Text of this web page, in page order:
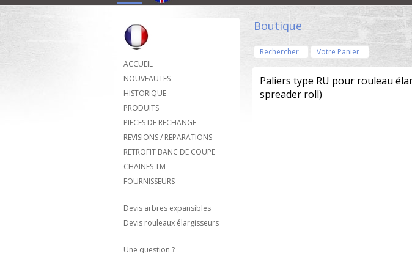
ACCUEIL
NOUVEAUTES
HISTORIQUE
PRODUITS
PIECES DE RECHANGE
REVISIONS / REPARATIONS
RETROFIT BANC DE COUPE
CHAINES TM
FOURNISSEURS
Devis arbres expansibles
Devis rouleaux élargisseurs
Une question ?
Boutique
Rechercher Votre Panier
Paliers type RU pour rouleau
spreader roll)